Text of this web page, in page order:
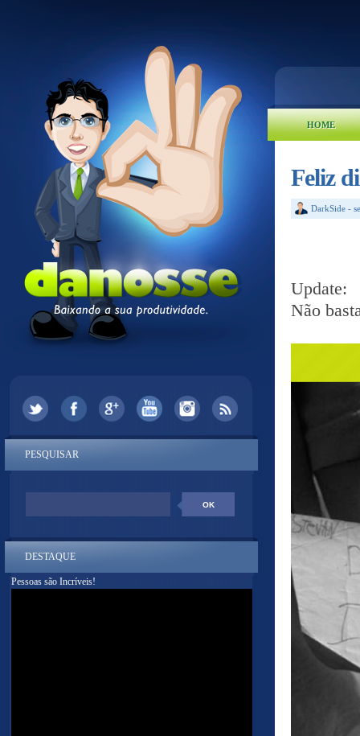
HOME
Feliz
DarkSide -
Update:
Não
PESQUISAR
DESTAQUE
Pessoas são Incríveis!